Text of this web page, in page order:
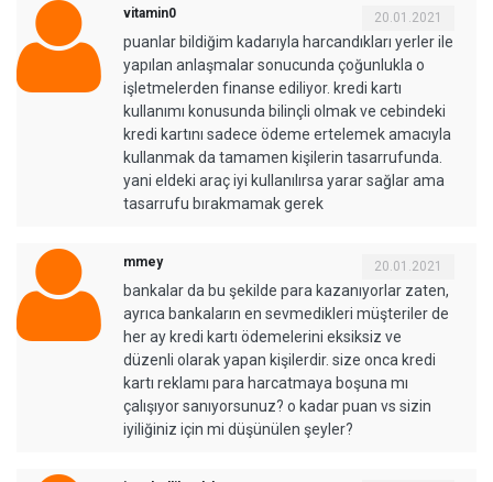
vitamin0 20.01.2021
puanlar bildiğim kadarıyla harcandıkları yerler ile
yapılan anlaşmalar sonucunda çoğunlukla o
işletmelerden finanse ediliyor. kredi kartı
kullanımı konusunda bilinçli olmak ve cebindeki
kredi kartını sadece ödeme ertelemek amacıyla
kullanmak da tamamen kişilerin tasarrufunda.
yani eldeki araç iyi kullanılırsa yarar sağlar ama
tasarrufu bırakmamak gerek
mmey 20.01.2021
bankalar da bu şekilde para kazanıyorlar zaten,
ayrıca bankaların en sevmedikleri müşteriler de
her ay kredi kartı ödemelerini eksiksiz ve
düzenli olarak yapan kişilerdir. size onca kredi
kartı reklamı para harcatmaya boşuna mı
çalışıyor sanıyorsunuz? o kadar puan vs sizin
iyiliğiniz için mi düşünülen şeyler?